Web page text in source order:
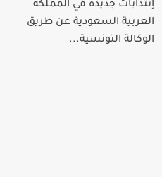
إنتدابات جديدة في المملكة
العربية السعودية عن طريق
الوكالة التونسية...